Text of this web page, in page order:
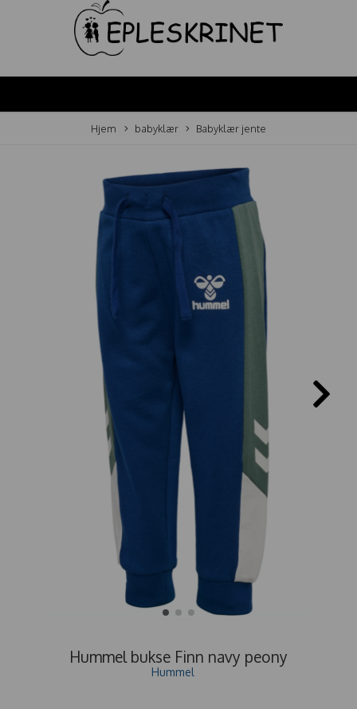
Hjem babyklær Babyklær jente
Hummel bukse Finn navy peony
Hummel